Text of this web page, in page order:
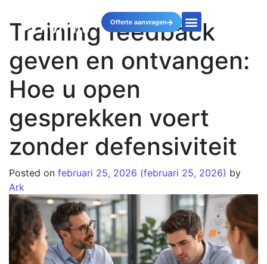
Offerte aanvragen
Training feedback
geven en ontvangen:
Hoe u open
gesprekken voert
zonder defensiviteit
Posted on februari 25, 2026 (februari 25, 2026) by
Ark